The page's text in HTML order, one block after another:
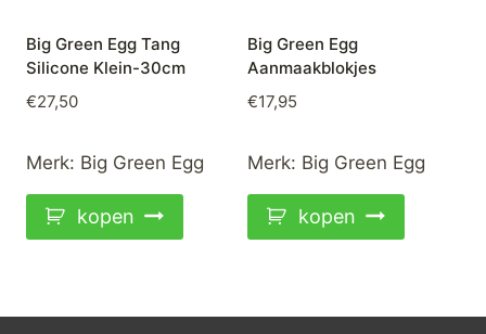
Big Green Egg Tang
Silicone Klein-30cm
€27,50
Merk: Big Green Egg
kopen
Big Green Egg
Aanmaakblokjes
€17,95
Merk: Big Green Egg
kopen